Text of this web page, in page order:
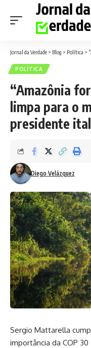
Jornal da Verdade > Blog > Política >
POLÍTICA
“Amazônia
limpa para o
presidente
Diego Velázquez
Sergio Mattarella
importância da COP